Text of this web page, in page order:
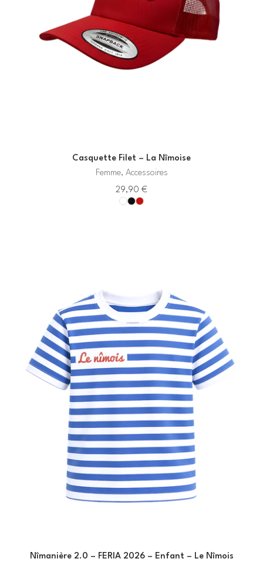
Casquette Filet – La Nîmoise
Femme, Accessoires
29,90 €
Nîmanière 2.0 – FERIA 2026 – Enfant – Le Nîmois